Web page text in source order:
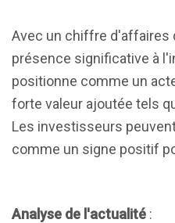
Avec un chiffre d'affaires
présence significative à
positionne comme un
forte valeur ajoutée tels
Les investisseurs
comme un signe positif
Analyse de l'actualité :